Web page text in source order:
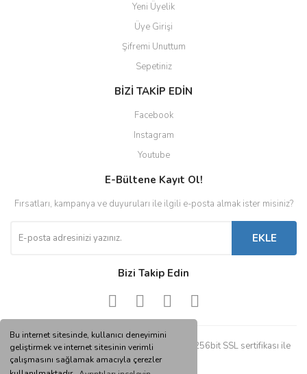
Bu internet sitesinde, kullanıcı deneyimini
geliştirmek ve internet sitesinin verimli
çalışmasını sağlamak amacıyla çerezler
Yeni Üyelik
Üye Girişi
Şifremi Unuttum
Sepetiniz
BİZİ TAKİP EDİN
Facebook
Instagram
Youtube
E-Bültene Kayıt Ol!
Fırsatları, kampanya ve duyuruları ile ilgili e-posta almak ister misiniz?
EKLE
Bizi Takip Edin
© Tüm hakları saklıdır. Kredi kartı bilgileriniz 256bit SSL sertifikası ile
korunmaktadır.